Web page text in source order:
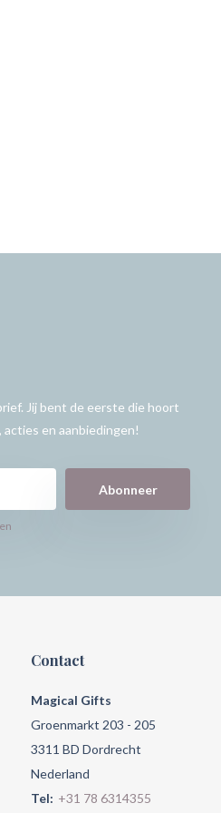
Jij bent de eerste die hoort
en aanbiedingen!
Abonneer
Contact
Magical Gifts
Groenmarkt 203 - 205
3311 BD Dordrecht
Nederland
Tel: +31 78 6314355